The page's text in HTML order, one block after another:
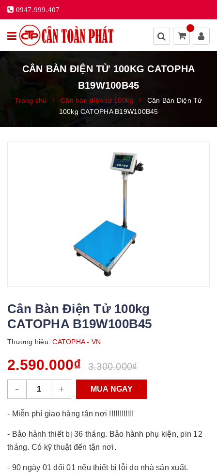
0947.999.407
CÂN BÀN ĐIỆN TỬ 100KG CATOPHA
B19W100B45
Trang chủ Cân bàn điện tử 100kg
Cân Bàn Điện Tử
100kg CATOPHA B19W100B45
Cân Bàn Điện Tử 100kg
CATOPHA B19W100B45
Thương hiệu: CATOPHA - VN
2.590.000₫ 3.300.000₫
- + MUA NGAY
- Miễn phí giao hàng tận nơi !!!!!!!!!!!!
- Bảo hành thiết bị 36 tháng. Bảo hành phụ kiện, pin 12
tháng. Có kỹ thuật đến tận nơi.
- 90 ngày 01 đổi 01 nếu thiết bị lỗi do nhà sản xuất.